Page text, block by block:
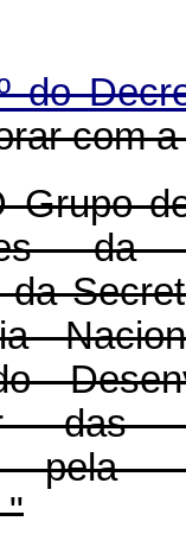
do
com
Grupo
da
das
pela
"